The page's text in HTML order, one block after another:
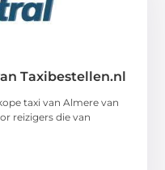
Taxibestellen.nl
taxi van Almere van
reizigers die van